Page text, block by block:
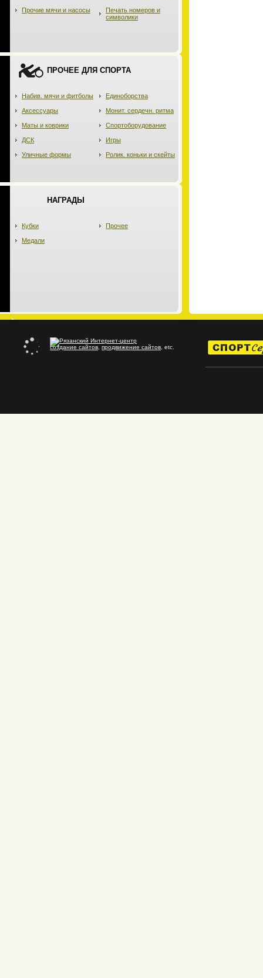
Прочие мячи и насосы
Печать номеров и
символики
ПРОЧЕЕ ДЛЯ СПОРТА
Набив. мячи и фитболы
Аксессуары
Маты и коврики
ДСК
Уличные формы
Единоборства
Монит. сердечн. ритма
Спортоборудование
Игры
Ролик. коньки и скейты
НАГРАДЫ
Кубки
Медали
Прочее
создание сайтов продвижение сайтов , etc.